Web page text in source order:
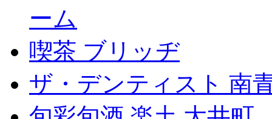
ーム
喫茶 ブリッヂ
ザ・デンティスト 南